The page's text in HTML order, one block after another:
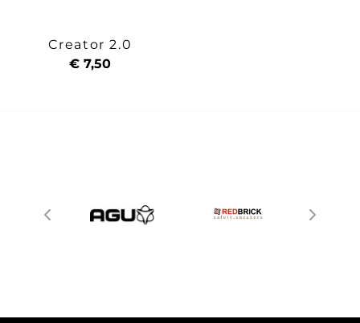
Creator 2.0
€ 7,50